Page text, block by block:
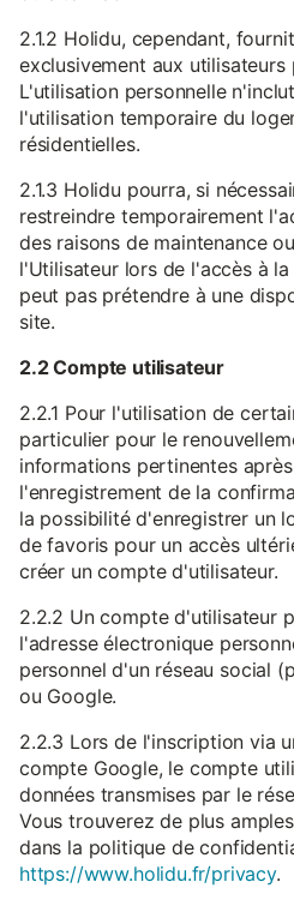
2.1.2 Holidu, cependant,
exclusivement aux utilisateurs
L'utilisation personnelle
l'utilisation temporaire du
résidentielles.
2.1.3 Holidu pourra, si
restreindre temporairement
des raisons de maintenance
l'Utilisateur lors de l'accès à
peut pas prétendre à une
site.
2.2 Compte utilisateur
2.2.1 Pour l'utilisation de
particulier pour le
informations pertinentes
l'enregistrement de la
la possibilité d'enregistrer un
de favoris pour un accès
créer un compte d'utilisateur.
2.2.2 Un compte d'utilisateur
l'adresse électronique
personnel d'un réseau social
ou Google.
2.2.3 Lors de l'inscription via
compte Google, le compte
données transmises par le
Vous trouverez de plus
dans la politique de
https://www.holidu.fr/privacy.